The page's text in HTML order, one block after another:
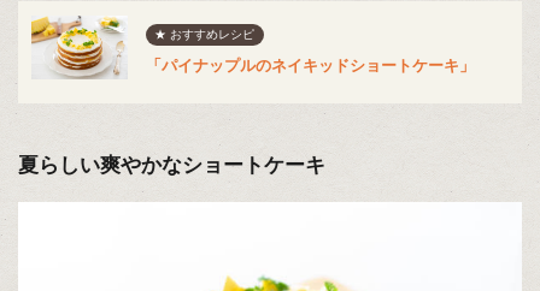
★ おすすめレシピ
「パイナップルのネイキッドショートケーキ」
夏らしい爽やかなショートケーキ